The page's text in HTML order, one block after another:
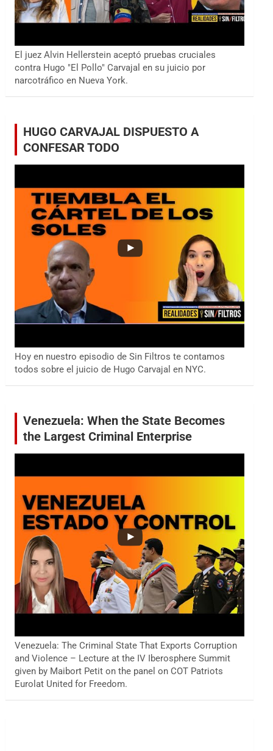
El juez Alvin Hellerstein aceptó pruebas cruciales
contra Hugo "El Pollo" Carvajal en su juicio por
narcotráfico en Nueva York.
HUGO CARVAJAL DISPUESTO A
CONFESAR TODO
Hoy en nuestro episodio de Sin Filtros te contamos
todos sobre el juicio de Hugo Carvajal en NYC.
Venezuela: When the State Becomes
the Largest Criminal Enterprise
Venezuela: The Criminal State That Exports Corruption
and Violence – Lecture at the IV Iberosphere Summit
given by Maibort Petit on the panel on COT Patriots
Eurolat United for Freedom.